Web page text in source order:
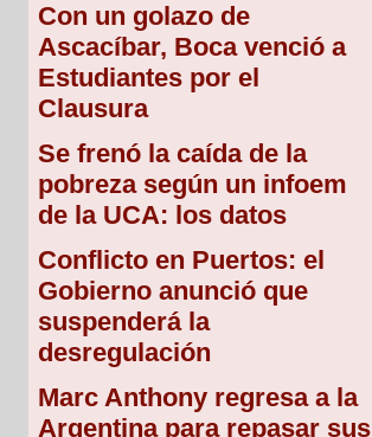
Con un golazo de
Ascacíbar, Boca venció a
Estudiantes por el
Clausura
Se frenó la caída de la
pobreza según un infoem
de la UCA: los datos
Conflicto en Puertos: el
Gobierno anunció que
suspenderá la
desregulación
Marc Anthony regresa a la
Argentina para repasar sus